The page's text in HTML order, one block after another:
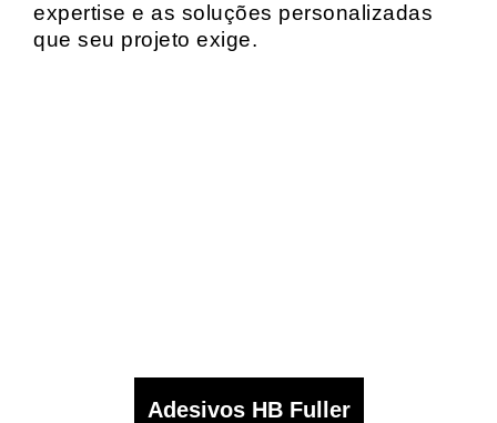
expertise e as soluções personalizadas
que seu projeto exige.
Adesivos HB Fuller